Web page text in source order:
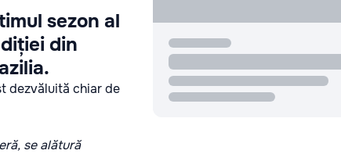
sezon al
din
dezvăluită chiar de
se alătură